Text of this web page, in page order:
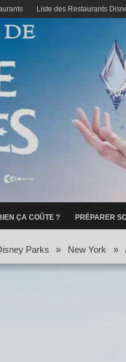
Liste des Restaurants
ÇA COÛTE ? PRÉPARER
Parks » New York »